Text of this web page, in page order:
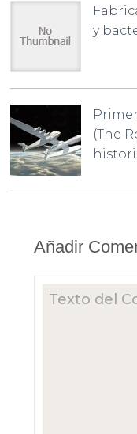
y
(The
Añadir